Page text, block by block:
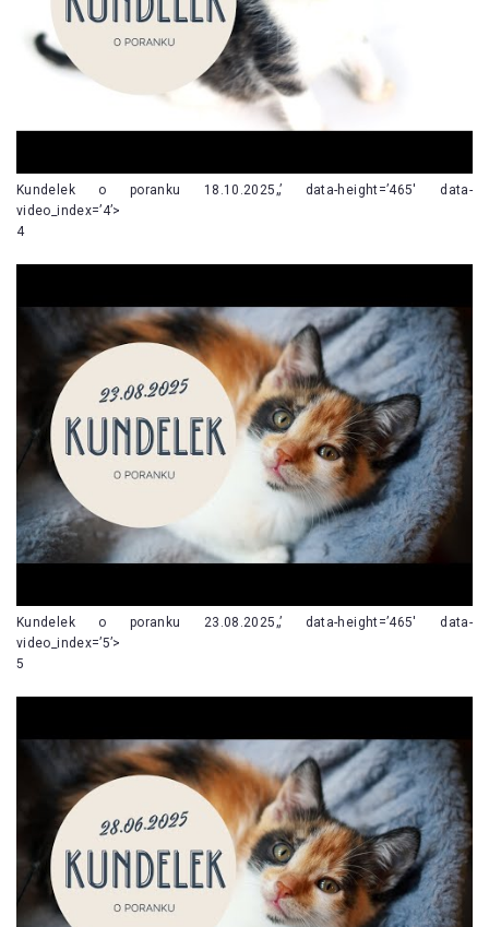
Kundelek o poranku 18.10.2025„’ data-height=’465′ data-
video_index=’4’>
4
Kundelek o poranku 23.08.2025„’ data-height=’465′ data-
video_index=’5’>
5